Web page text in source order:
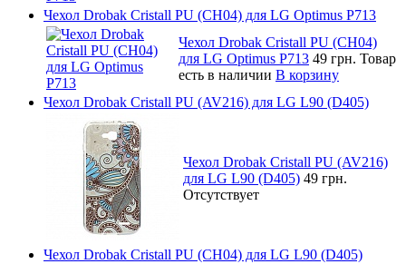
Чехол Drobak Cristall PU (CH04) для LG Optimus P713
Чехол Drobak Cristall PU (CH04)
для LG Optimus P713 49 грн. Товар
есть в наличии В корзину
Чехол Drobak Cristall PU (AV216) для LG L90 (D405)
Чехол Drobak Cristall PU (AV216)
для LG L90 (D405) 49 грн.
Отсутствует
Чехол Drobak Cristall PU (CH04) для LG L90 (D405)